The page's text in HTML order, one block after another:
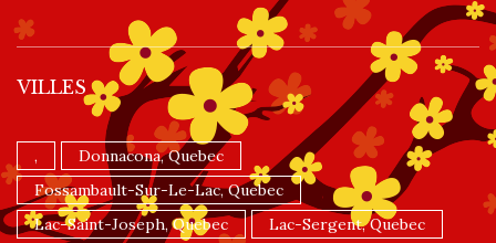
VILLES
,
Donnacona, Quebec
Fossambault-Sur-Le-Lac, Quebec
Lac-Saint-Joseph, Quebec
Lac-Sergent, Quebec